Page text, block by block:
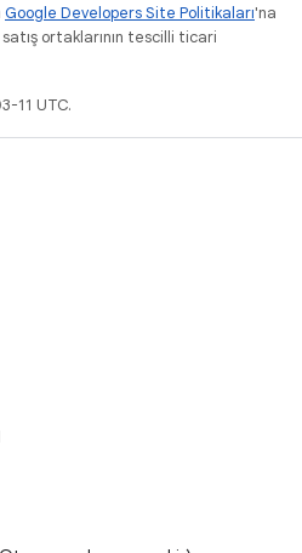
Google Developers Site Politikaları'na
ortaklarının tescilli ticari
11 UTC.